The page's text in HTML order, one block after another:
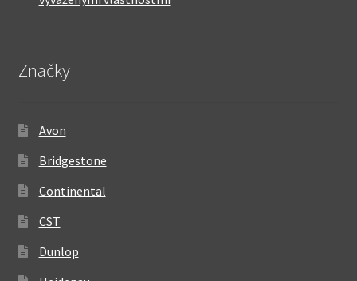
Značky
Avon
Bridgestone
Continental
CST
Dunlop